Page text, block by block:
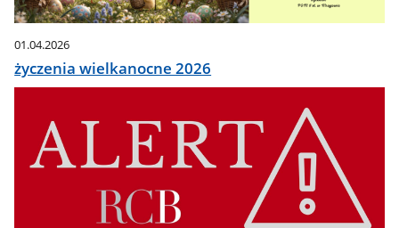
01.04.2026
życzenia wielkanocne 2026